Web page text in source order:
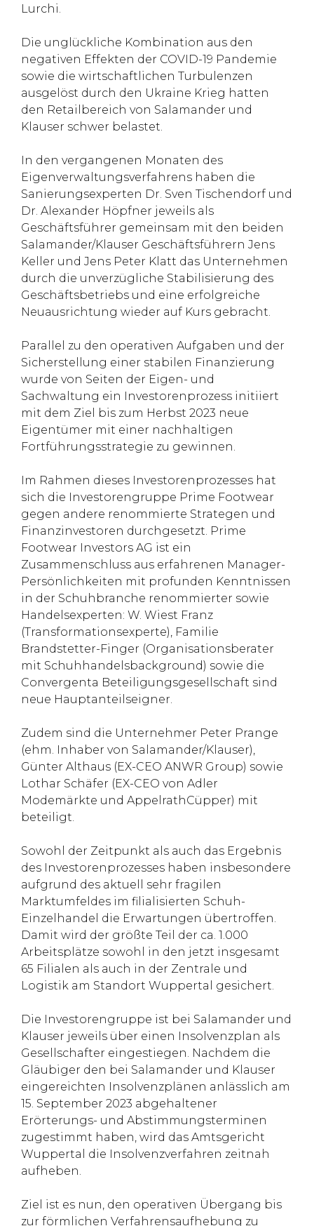
Lurchi.
Die unglückliche Kombination aus den
negativen Effekten der COVID-19 Pandemie
sowie die wirtschaftlichen Turbulenzen
ausgelöst durch den Ukraine Krieg hatten
den Retailbereich von Salamander und
Klauser schwer belastet.
In den vergangenen Monaten des
Eigenverwaltungsverfahrens haben die
Sanierungsexperten Dr. Sven Tischendorf und
Dr. Alexander Höpfner jeweils als
Geschäftsführer gemeinsam mit den beiden
Salamander/Klauser Geschäftsführern Jens
Keller und Jens Peter Klatt das Unternehmen
durch die unverzügliche Stabilisierung des
Geschäftsbetriebs und eine erfolgreiche
Neuausrichtung wieder auf Kurs gebracht.
Parallel zu den operativen Aufgaben und der
Sicherstellung einer stabilen Finanzierung
wurde von Seiten der Eigen- und
Sachwaltung ein Investorenprozess initiiert
mit dem Ziel bis zum Herbst 2023 neue
Eigentümer mit einer nachhaltigen
Fortführungsstrategie zu gewinnen.
Im Rahmen dieses Investorenprozesses hat
sich die Investorengruppe Prime Footwear
gegen andere renommierte Strategen und
Finanzinvestoren durchgesetzt. Prime
Footwear Investors AG ist ein
Zusammenschluss aus erfahrenen Manager-
Persönlichkeiten mit profunden Kenntnissen
in der Schuhbranche renommierter sowie
Handelsexperten: W. Wiest Franz
(Transformationsexperte), Familie
Brandstetter-Finger (Organisationsberater
mit Schuhhandelsbackground) sowie die
Convergenta Beteiligungsgesellschaft sind
neue Hauptanteilseigner.
Zudem sind die Unternehmer Peter Prange
(ehm. Inhaber von Salamander/Klauser),
Günter Althaus (EX-CEO ANWR Group) sowie
Lothar Schäfer (EX-CEO von Adler
Modemärkte und AppelrathCüpper) mit
beteiligt.
Sowohl der Zeitpunkt als auch das Ergebnis
des Investorenprozesses haben insbesondere
aufgrund des aktuell sehr fragilen
Marktumfeldes im filialisierten Schuh-
Einzelhandel die Erwartungen übertroffen.
Damit wird der größte Teil der ca. 1.000
Arbeitsplätze sowohl in den jetzt insgesamt
65 Filialen als auch in der Zentrale und
Logistik am Standort Wuppertal gesichert.
Die Investorengruppe ist bei Salamander und
Klauser jeweils über einen Insolvenzplan als
Gesellschafter eingestiegen. Nachdem die
Gläubiger den bei Salamander und Klauser
eingereichten Insolvenzplänen anlässlich am
15. September 2023 abgehaltener
Erörterungs- und Abstimmungsterminen
zugestimmt haben, wird das Amtsgericht
Wuppertal die Insolvenzverfahren zeitnah
aufheben.
Ziel ist es nun, den operativen Übergang bis
zur förmlichen Verfahrensaufhebung zu